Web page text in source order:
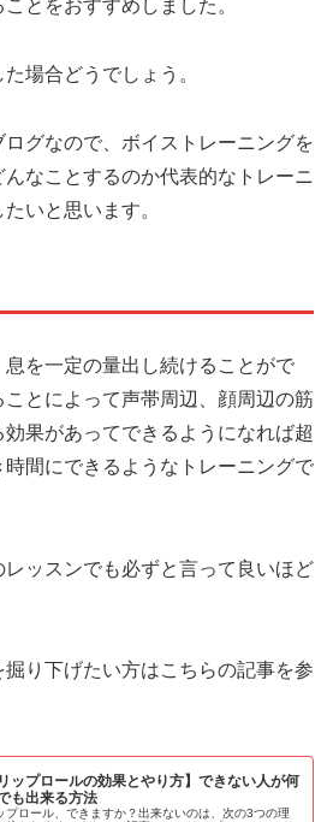
とをおすすめしました。
場合どうでしょう。
グなので、ボイストレーニングを
なことするのか代表的なトレーニ
いと思います。
を一定の量出し続けることがで
とによって声帯周辺、顔周辺の筋
果があってできるようになれば超
間にできるようなトレーニングで
ッスンでも必ずと言って良いほど
掘り下げたい方はこちらの記事を参
リップロールの効果とやり方】できない人が何
も出来る方法
プロール、できますか？出来ないのは、次の3つの理